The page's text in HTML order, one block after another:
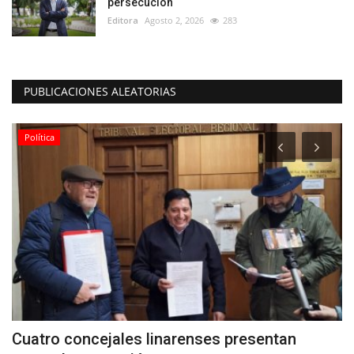
Editora Agosto 2, 2026 283
PUBLICACIONES ALEATORIAS
Política
Cuatro concejales linarenses presentan